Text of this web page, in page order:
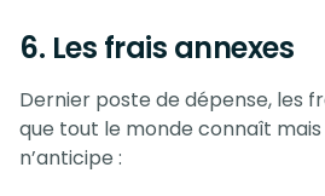
6. Les frais annexes
Dernier poste de dépense, les
que tout le monde connaît
n’anticipe :